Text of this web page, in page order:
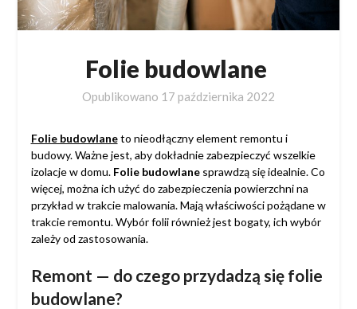
Folie budowlane
Opublikowano 17 października 2022
Folie budowlaneto nieodłączny element remontu i
budowy. Ważne jest, aby dokładnie zabezpieczyć wszelkie
izolacje w domu. Folie budowlanesprawdzą się idealnie. Co
więcej, można ich użyć do zabezpieczenia powierzchni na
przykład w trakcie malowania. Mają właściwości pożądane w
trakcie remontu. Wybór folii również jest bogaty, ich wybór
zależy od zastosowania.
Remont — do czego przydadzą się folie
budowlane?